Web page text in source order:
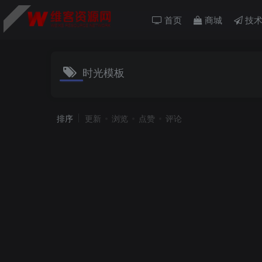
首页 商城 技
时光模板
排序 更新 浏览 点赞 评论